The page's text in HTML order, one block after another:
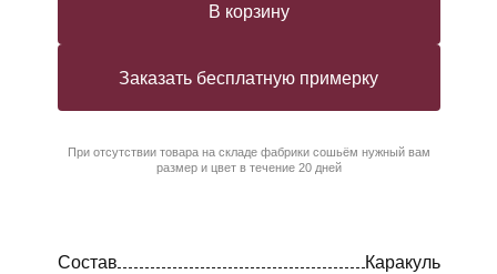
В корзину
Заказать бесплатную примерку
При отсутствии товара на складе фабрики сошьём нужный вам
размер и цвет в течение 20 дней
Состав
Каракуль